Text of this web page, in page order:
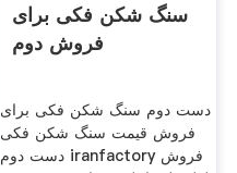
سنگ شکن فکی برای
فروش دوم
دست دوم سنگ شکن فکی برای
فروش قیمت سنگ شکن فکی
دست دوم iranfactory فروش